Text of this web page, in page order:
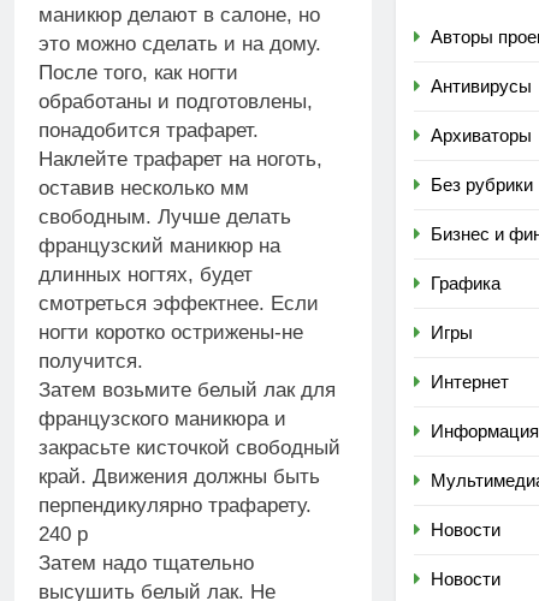
маникюр делают в салоне, но
это можно сделать и на дому.
После того, как ногти
обработаны и подготовлены,
понадобится трафарет.
Наклейте трафарет на ноготь,
оставив несколько мм
свободным. Лучше делать
французский маникюр на
длинных ногтях, будет
смотреться эффектнее. Если
ногти коротко острижены-не
получится.
Затем возьмите белый лак для
французского маникюра и
закрасьте кисточкой свободный
край. Движения должны быть
перпендикулярно трафарету.
240 р
Затем надо тщательно
высушить белый лак. Не
Авторы
Антивирусы
Архиваторы
Без рубрики
Бизнес и
Графика
Игры
Интернет
Информация
Новости
Новости